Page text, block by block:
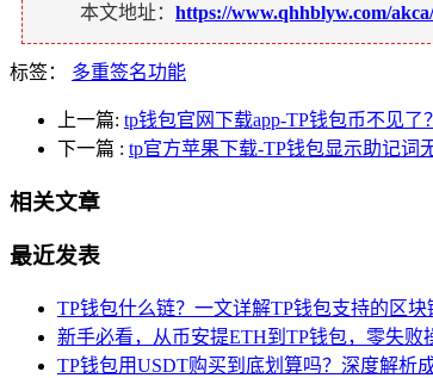
本文地址： https://www.qhhblyw.com/
标签： 多重签名功能
上一篇: tp钱包官网下载app-TP钱包币不见了
下一篇 : tp官方苹果下载-TP钱包显示助记词
相关文章
最近发表
TP钱包什么链？一文详解TP钱包支持的区块
新手必看，从币安提ETH到TP钱包，零失败
TP钱包用USDT购买到底划算吗？深度解析